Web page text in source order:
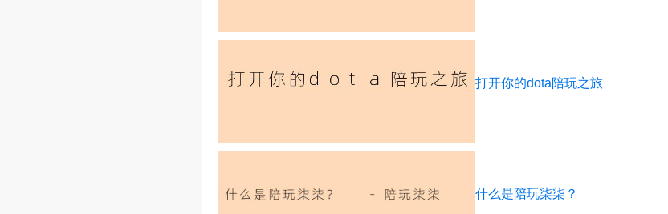
打开你的dota陪玩之旅
什么是陪玩柒柒？